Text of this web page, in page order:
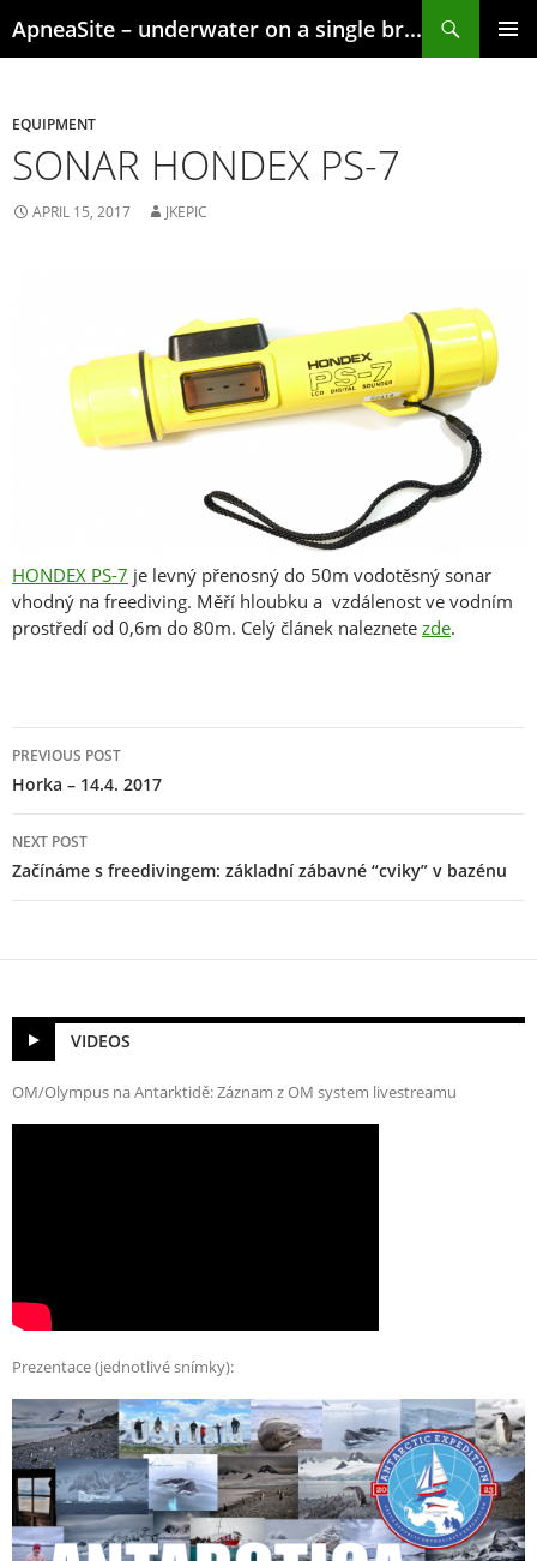
to
ApneaSite – underwater on a single breath
EQUIPMENT
SONAR HONDEX PS-7
APRIL 15, 2017 JKEPIC
HONDEX PS-7 je levný přenosný do 50m vodotěsný sonar
vhodný na freediving. Měří hloubku a vzdálenost ve vodním
prostředí od 0,6m do 80m. Celý článek naleznete zde.
navigation
PREVIOUS POST
Horka – 14.4. 2017
NEXT POST
Začínáme s freedivingem: základní zábavné “cviky” v bazénu
VIDEOS
OM/Olympus na Antarktidě: Záznam z OM system livestreamu
Prezentace (jednotlivé snímky):